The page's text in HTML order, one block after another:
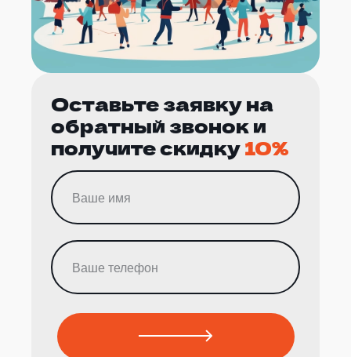
Оставьте заявку на
обратный звонок и
получите скидку10%